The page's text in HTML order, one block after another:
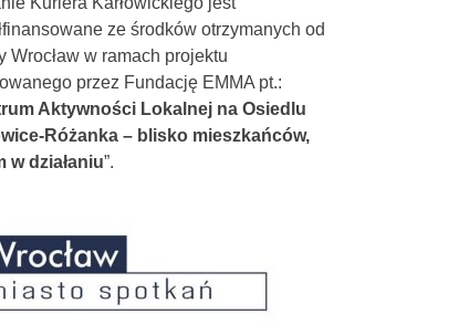
ze środków otrzymanych od
Wrocław w ramach projektu
przez Fundację EMMA pt.:
Aktywności Lokalnej na Osiedlu
Różanka – blisko mieszkańców,
w działaniu”.